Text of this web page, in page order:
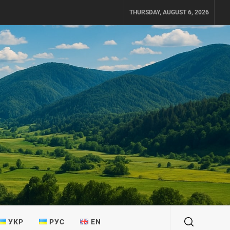
THURSDAY, AUGUST 6, 2026
УКР РУС EN